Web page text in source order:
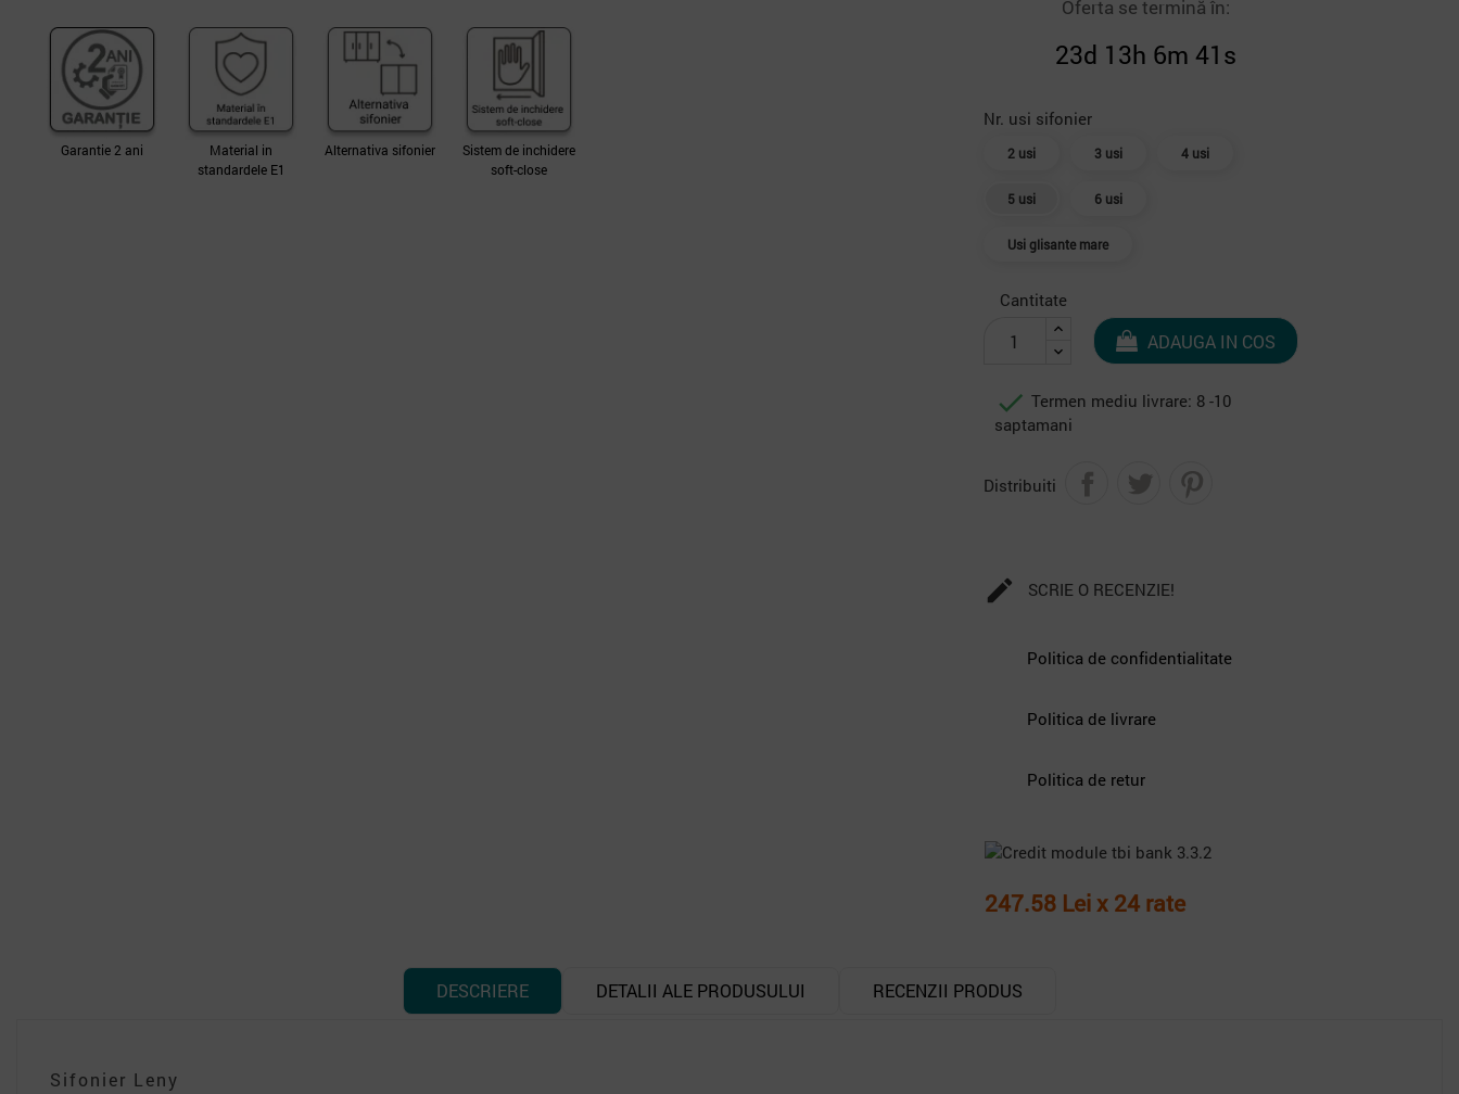
Garantie 2 ani
Material in
standardele E1
Alternativa sifonier
Sistem de inchidere
soft-close
Oferta se termină în:
23d 13h 6m 40s
Nr. usi sifonier
2 usi 3 usi 4 usi
5 usi 6 usi
Usi glisante mare
Cantitate
ADAUGA IN COS
 Termen mediu livrare: 8 -10
saptamani
Distribuiti
 SCRIE O RECENZIE!
Politica de confidentialitate
Politica de livrare
Politica de retur
247.58 Lei x 24 rate
DESCRIERE DETALII ALE PRODUSULUI RECENZII PRODUS
Sifonier Leny